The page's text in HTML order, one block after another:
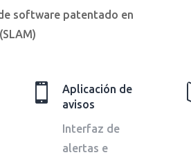
software patentado en

Aplicación de
avisos
Interfaz de
alertas e